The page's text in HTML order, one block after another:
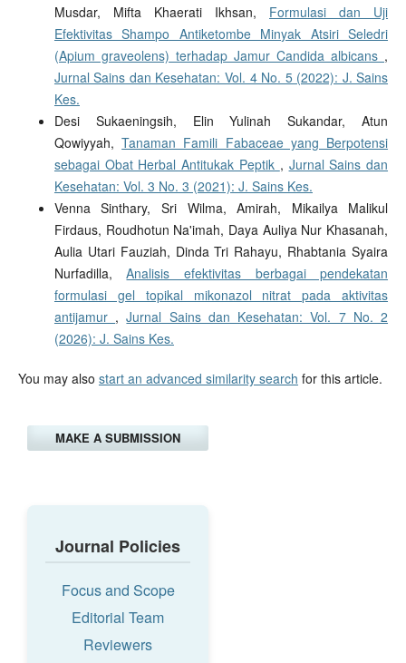
Musdar, Mifta Khaerati Ikhsan, Formulasi dan Uji
Efektivitas Shampo Antiketombe Minyak Atsiri Seledri
(Apium graveolens) terhadap Jamur Candida albicans ,
Jurnal Sains dan Kesehatan: Vol. 4 No. 5 (2022): J. Sains
Kes.
Desi Sukaeningsih, Elin Yulinah Sukandar, Atun
Qowiyyah,Tanaman Famili Fabaceae yang Berpotensi
sebagai Obat Herbal Antitukak Peptik , Jurnal Sains dan
Kesehatan: Vol. 3 No. 3 (2021): J. Sains Kes.
Venna Sinthary, Sri Wilma, Amirah, Mikailya Malikul
Firdaus, Roudhotun Na'imah, Daya Auliya Nur Khasanah,
Aulia Utari Fauziah, Dinda Tri Rahayu, Rhabtania Syaira
Nurfadilla,Analisis efektivitas berbagai pendekatan
formulasi gel topikal mikonazol nitrat pada aktivitas
antijamur ,Jurnal Sains dan Kesehatan: Vol. 7 No. 2
(2026): J. Sains Kes.
You may also start an advanced similarity search for this article.
MAKE A SUBMISSION
Journal Policies
Focus and Scope
Editorial Team
Reviewers